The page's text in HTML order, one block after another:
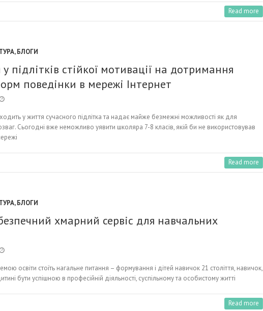
Read more
,БЛОГИ
підлітків стійкої мотивації на дотримання
поведінки в мережі Інтернет
у життя сучасного підлітка та надає майже безмежні можливості як для
Сьогодні вже неможливо уявити школяра 7-8 класів, якій би не використовував
Read more
,БЛОГИ
хмарний сервіс для навчальних
освіти стоїть нагальне питання – формування і дітей навичок 21 століття, навичок,
бути успішною в професійній діяльності, суспільному та особистому житті
Read more